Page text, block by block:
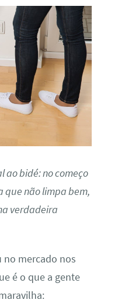
ao bidé: no começo
que não limpa bem,
verdadeira
no mercado nos
é o que a gente